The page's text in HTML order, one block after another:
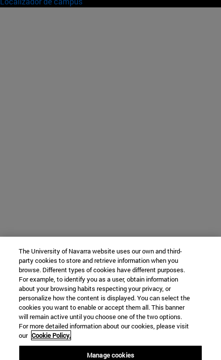
The University of Navarra website uses our own and third-
party cookies to store and retrieve information when you
browse. Different types of cookies have different purposes.
For example, to identify you as a user, obtain information
about your browsing habits respecting your privacy, or
personalize how the content is displayed. You can select the
cookies you want to enable or accept them all. This banner
will remain active until you choose one of the two options.
For more detailed information about our cookies, please visit
our Cookie Policy.
Manage cookies